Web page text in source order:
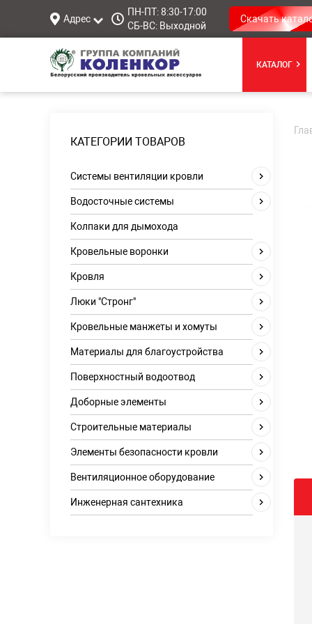
Адрес
ПН-ПТ: 8:30-17:00
СБ-ВС: Выходной
Скачать
КАТАЛОГ
КАТЕГОРИИ ТОВАРОВ
Системы вентиляции кровли
Водосточные системы
Колпаки для дымохода
Кровельные воронки
Кровля
Люки "Стронг"
Кровельные манжеты и хомуты
Материалы для благоустройства
Поверхностный водоотвод
Доборные элементы
Строительные материалы
Элементы безопасности кровли
Вентиляционное оборудование
Инженерная сантехника